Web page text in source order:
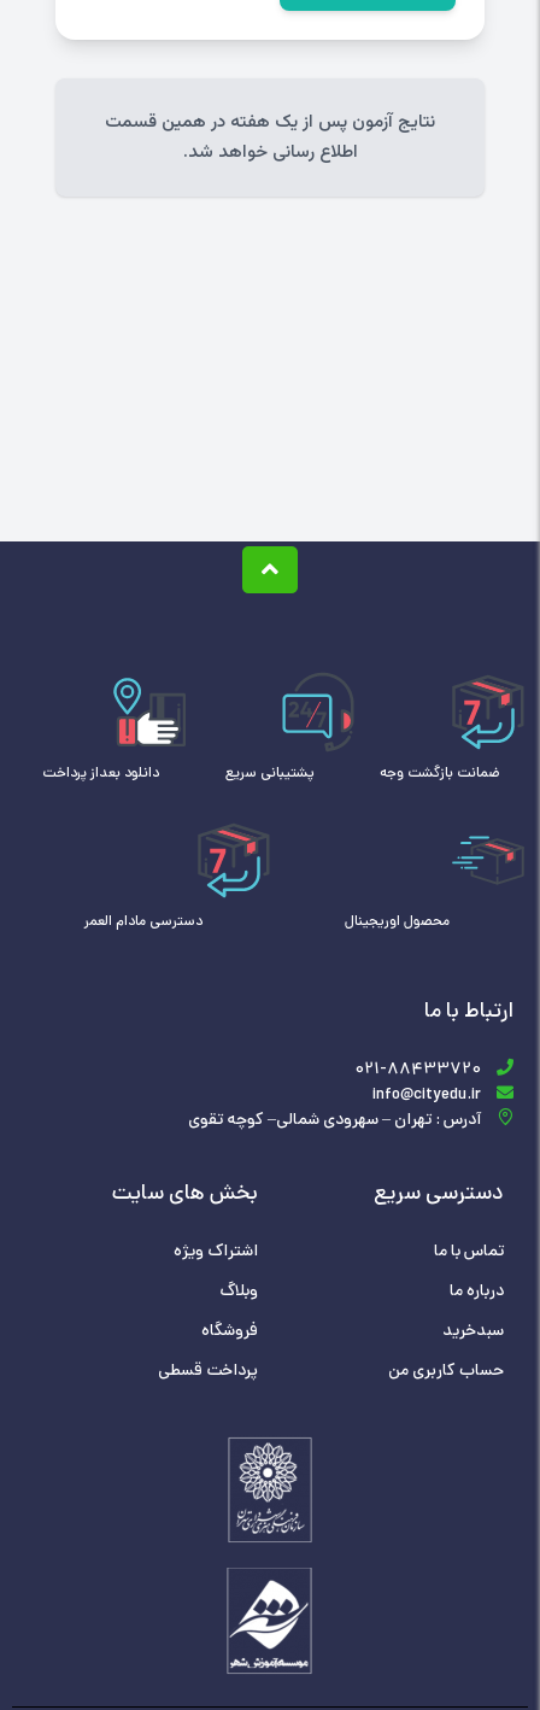
نتایج آزمون پس از یک هفته در همین قسمت
اطلاع رسانی خواهد شد.
ضمانت بازگشت وجه پشتیبانی سریع دانلود بعداز پرداخت
محصول اوریجینال دسترسی مادام العمر
ارتباط با ما
021-88433720
info@cityedu.ir
آدرس : تهران – سهرودی شمالی– کوچه تقوی
دسترسی سریع
تماس با ما
درباره ما
سبدخرید
حساب کاربری من
بخش های سایت
اشتراک ویژه
وبلاگ
فروشگاه
پرداخت قسطی